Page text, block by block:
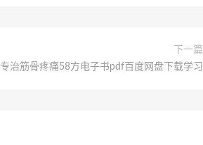
下一篇
治筋骨疼痛58方电子书pdf百度网盘下载学习